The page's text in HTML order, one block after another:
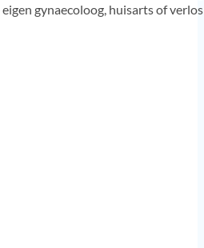
gynaecoloog, huisarts of